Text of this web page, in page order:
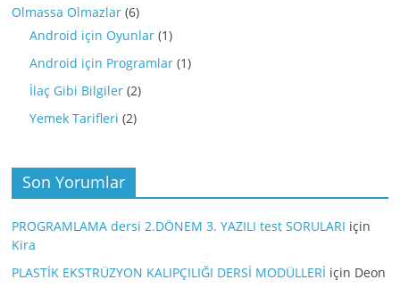
Olmassa Olmazlar (6)
Android için Oyunlar (1)
Android için Programlar (1)
İlaç Gibi Bilgiler (2)
Yemek Tarifleri (2)
Son Yorumlar
PROGRAMLAMA dersi 2.DÖNEM 3. YAZILI test SORULARI için
Kira
PLASTİK EKSTRÜZYON KALIPÇILIĞI DERSİ MODÜLLERİ için Deon